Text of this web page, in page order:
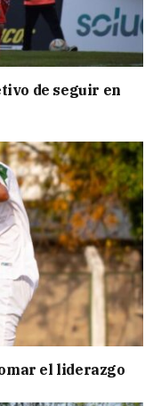
de seguir en
el liderazgo